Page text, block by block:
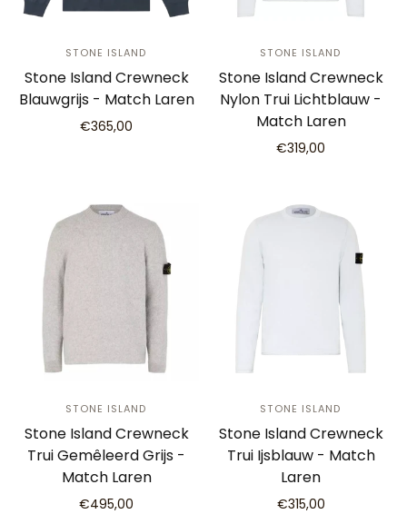
STONE ISLAND
Stone Island Crewneck
Blauwgrijs - Match Laren
€365,00
STONE ISLAND
Stone Island Crewneck
Nylon Trui Lichtblauw -
Match Laren
€319,00
STONE ISLAND
Stone Island Crewneck
Trui Gemêleerd Grijs -
Match Laren
€495,00
STONE ISLAND
Stone Island Crewneck
Trui Ijsblauw - Match
Laren
€315,00